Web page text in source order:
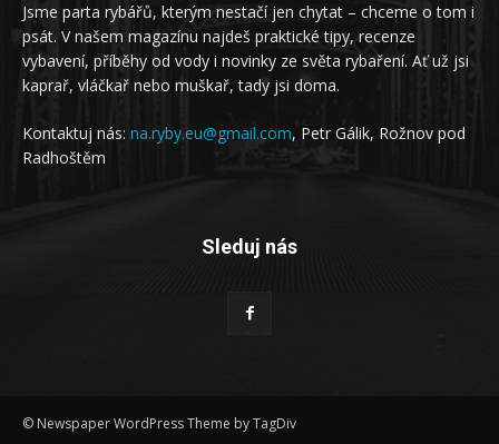
Jsme parta rybářů, kterým nestačí jen chytat – chceme o tom i
psát. V našem magazínu najdeš praktické tipy, recenze
vybavení, příběhy od vody i novinky ze světa rybaření. Ať už jsi
kaprař, vláčkař nebo muškař, tady jsi doma.
Kontaktuj nás: na.ryby.eu@gmail.com, Petr Gálik, Rožnov pod
Radhoštěm
Sleduj nás
© Newspaper WordPress Theme by TagDiv